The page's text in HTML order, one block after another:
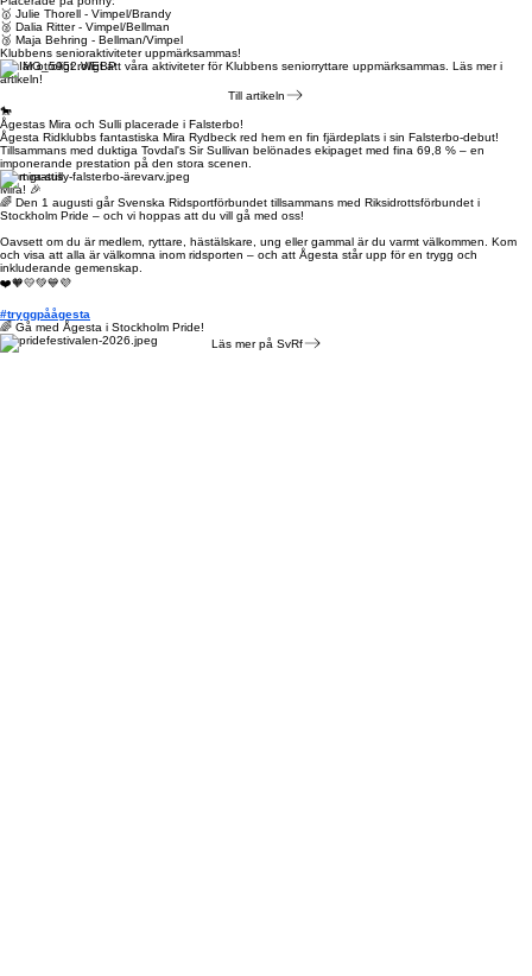
Hippson och Svenska ridsportförbundet uppmärksammar att Claes Richter vid 80 års ålder tar
hem Klubbmästerskapet i dressyr 2026!
Placerade på ponny:
🥇 Julie Thorell - Vimpel/Brandy
🥈 Dalia Ritter - Vimpel/Bellman
🥉 Maja Behring - Bellman/Vimpel
Klubbens senioraktiviteter uppmärksammas!
Det är otroligt roligt att våra aktiviteter för Klubbens seniorryttare uppmärksammas. Läs mer i
artikeln!
Till artikeln
🐎
Ågestas Mira och Sulli placerade i Falsterbo!
Ågesta Ridklubbs fantastiska Mira Rydbeck red hem en fin fjärdeplats i sin Falsterbo-debut!
Tillsammans med duktiga Tovdal's Sir Sullivan belönades ekipaget med fina 69,8 % – en
imponerande prestation på den stora scenen.
Stort grattis
Mira! 🎉
🌈 Den 1 augusti går Svenska Ridsportförbundet tillsammans med Riksidrottsförbundet i
Stockholm Pride – och vi hoppas att du vill gå med oss!
Oavsett om du är medlem, ryttare, hästälskare, ung eller gammal är du varmt välkommen. Kom
och visa att alla är välkomna inom ridsporten – och att Ågesta står upp för en trygg och
❤️🧡💛💚💙💜
#tryggpåågesta